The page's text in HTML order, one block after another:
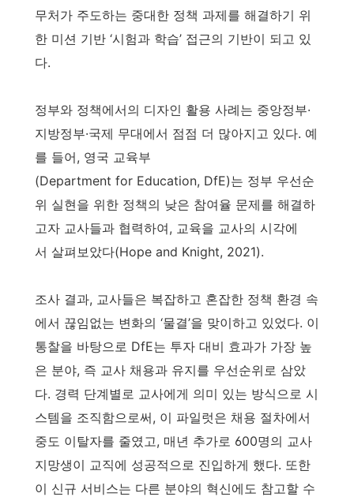
무처가 주도하는 중대한 정책 과제를 해결하기 위
한 미션 기반 ‘시험과 학습’ 접근의 기반이 되고 있
다.
정부와 정책에서의 디자인 활용 사례는 중앙정부·
지방정부·국제 무대에서 점점 더 많아지고 있다. 예
를 들어, 영국 교육부
(Department for Education, DfE)는 정부 우선순
위 실현을 위한 정책의 낮은 참여율 문제를 해결하
고자 교사들과 협력하여, 교육을 교사의 시각에
서 살펴보았다(Hope and Knight, 2021).
조사 결과, 교사들은 복잡하고 혼잡한 정책 환경 속
에서 끊임없는 변화의 ‘물결’을 맞이하고 있었다. 이
통찰을 바탕으로 DfE는 투자 대비 효과가 가장 높
은 분야, 즉 교사 채용과 유지를 우선순위로 삼았
다. 경력 단계별로 교사에게 의미 있는 방식으로 시
스템을 조직함으로써, 이 파일럿은 채용 절차에서
중도 이탈자를 줄였고, 매년 추가로 600명의 교사
지망생이 교직에 성공적으로 진입하게 했다. 또한
이 신규 서비스는 다른 분야의 혁신에도 참고할 수